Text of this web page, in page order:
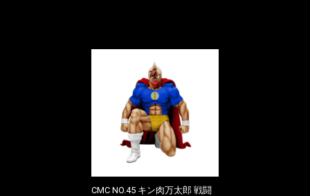
CMC NO.45 キン肉万太郎 戦闘